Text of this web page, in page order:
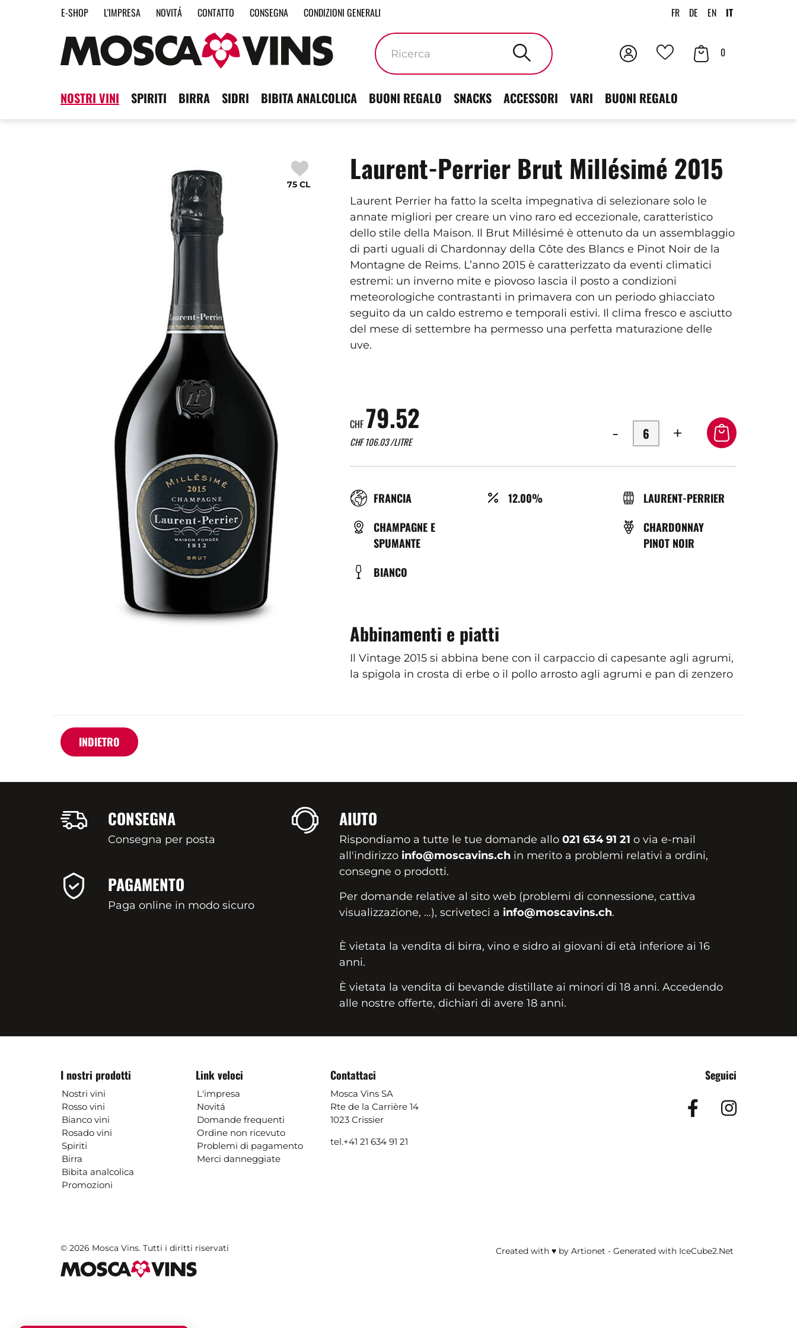
E-SHOP L'IMPRESA NOVITÁ CONTATTO CONSEGNA CONDIZIONI GENERALI FR DE EN IT
NOSTRI VINI SPIRITI BIRRA SIDRI BIBITA ANALCOLICA BUONI REGALO SNACKS ACCESSORI VARI BUONI REGALO
Accedi
tuoi
preferiti
Contenuto
0
Parole
chiave
Cercare
75 CL Laurent-Perrier Brut Millésimé 2015
Laurent Perrier ha fatto la scelta impegnativa di selezionare solo le
annate migliori per creare un vino raro ed eccezionale, caratteristico
dello stile della Maison. Il Brut Millésimé è ottenuto da un assemblaggio
di parti uguali di Chardonnay della Côte des Blancs e Pinot Noir de la
Montagne de Reims. L’anno 2015 è caratterizzato da eventi climatici
estremi: un inverno mite e piovoso lascia il posto a condizioni
meteorologiche contrastanti in primavera con un periodo ghiacciato
seguito da un caldo estremo e temporali estivi. Il clima fresco e asciutto
del mese di settembre ha permesso una perfetta maturazione delle
uve.
CHF79.52
CHF106.03/LITRE - +
RÉGION
FRANCIA
TYPE
DE
CHAMPAGNE E
SPUMANTE
COULEUR
BIANCO
ALCOOL
12.00% BRASSERIE
LAURENT-PERRIER
VITIGNO
CHARDONNAY
PINOT NOIR
Abbinamenti e piatti
Il Vintage 2015 si abbina bene con il carpaccio di capesante agli agrumi,
la spigola in crosta di erbe o il pollo arrosto agli agrumi e pan di zenzero
INDIETRO
CONSEGNA
Consegna per posta
PAGAMENTO
Paga online in modo sicuro
AIUTO
Rispondiamo a tutte le tue domande allo 021 634 91 21 o via e-mail
all'indirizzo info@moscavins.ch in merito a problemi relativi a ordini,
consegne o prodotti.
Per domande relative al sito web (problemi di connessione, cattiva
visualizzazione, ...), scriveteci a info@moscavins.ch.
È vietata la vendita di birra, vino e sidro ai giovani di età inferiore ai 16
anni.
È vietata la vendita di bevande distillate ai minori di 18 anni. Accedendo
alle nostre offerte, dichiari di avere 18 anni.
I nostri prodotti
Nostri vini
Rosso vini
Bianco vini
Rosado vini
Spiriti
Birra
Bibita analcolica
Promozioni
Link veloci
L'impresa
Novitá
Domande frequenti
Ordine non ricevuto
Problemi di pagamento
Merci danneggiate
Contattaci
Mosca Vins SA
Rte de la Carrière 14
1023 Crissier
tel.+41 21 634 91 21
Seguici
Facebook
© 2026 Mosca Vins. Tutti i diritti riservati Created with ♥ by Artionet - Generated with IceCube2.Net